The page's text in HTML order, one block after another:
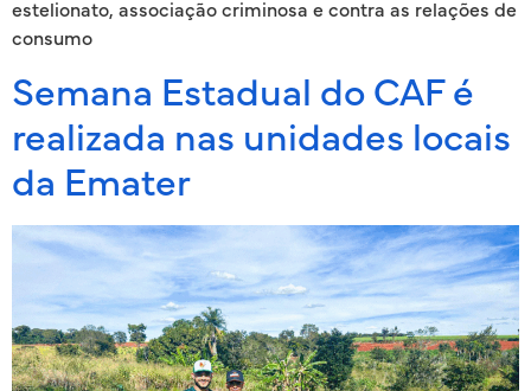
estelionato, associação criminosa e contra as relações de
consumo
Semana Estadual do CAF é
realizada nas unidades locais
da Emater